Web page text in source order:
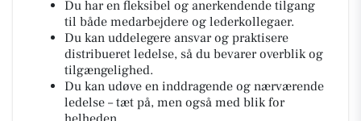
Du har en fleksibel og anerkendende tilgang
til både medarbejdere og lederkollegaer.
Du kan uddelegere ansvar og praktisere
distribueret ledelse, så du bevarer overblik og
tilgængelighed.
Du kan udøve en inddragende og nærværende
ledelse – tæt på, men også med blik for